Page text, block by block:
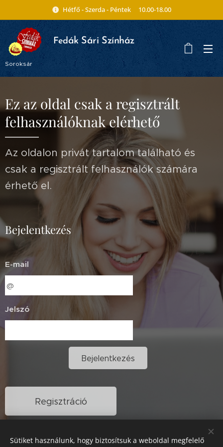
Hétfő - Szerda - Péntek 10.00-18.00
Fedák Sári Színház
Soroksár
Ez az oldal csak a regisztrált
felhasználóknak elérhető
Az oldalon privát tartalom található és
csak a regisztrált felhasználók számára
érhető el.
Bejelentkezés
E-mail
Jelszó
Bejelentkezés
Regisztráció
Sütiket használunk, hogy biztosítsuk a weboldal megfelelő